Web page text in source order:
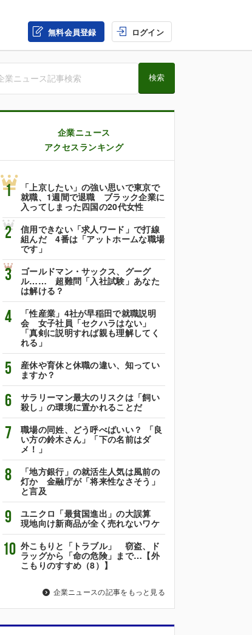
無料会員登録 ログイン
企業ニュース
アクセスランキング
1
「上京したい」の強い思いで東京で
就職、1週間で退職 ブラック企業に
入ってしまった四国の20代女性
2
信用できない「求人ワード」で打線
組んだ 4番は「アットホームな職場
です」
3
ゴールドマン・サックス、グーグ
ル…… 超難問「入社試験」あなた
は解ける？
4
「性産業」4社が早稲田で就職説明
会 女子社員「セクハラはない」
「真剣に説明すれば親も理解してく
れる」
5
産休や育休と休職の違い、知ってい
ますか？
6
サラリーマン最大のリスクは「飼い
殺し」の環境に置かれることだ
7
職場の同姓、どう呼べばいい？ 「良
い方の鈴木さん」「下の名前はダ
メ！」
8
「地方銀行」の就活生人気は風前の
灯か 金融庁が「将来性なさそう」
と言及
9
ユニクロ「最貧国進出」の大誤算
現地向け新商品が全く売れないワケ
10 外こもりと「トラブル」 窃盗、ド
ラッグから「命の危険」まで…【外
こもりのすすめ（8）】
企業ニュースの記事をもっと見る